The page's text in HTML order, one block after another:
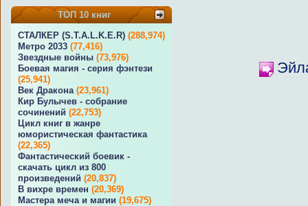
ТОП 10 книг
СТАЛКЕР (S.T.A.L.K.E.R) (288,974)
Метро 2033 (77,416)
Звездные войны (73,976)
Боевая магия - серия фэнтези
(25,941)
Век Дракона (23,961)
Кир Булычев - собрание
сочинений (22,753)
Цикл книг в жанре
юмористическая фантастика
(22,365)
Фантастический боевик -
скачать цикл из 800
произведений (20,837)
В вихре времен (20,369)
Мастера меча и магии (19,675)